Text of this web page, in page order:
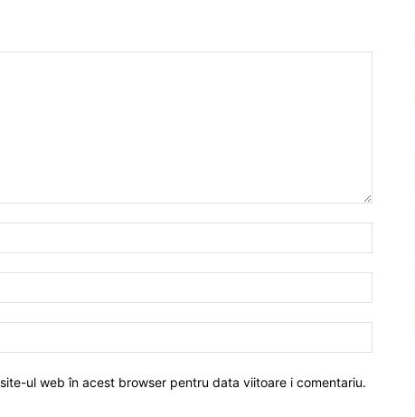
ul web în acest browser pentru data viitoare i comentariu.